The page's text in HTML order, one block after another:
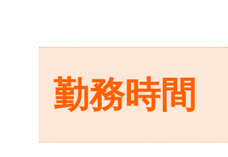
勤務時間